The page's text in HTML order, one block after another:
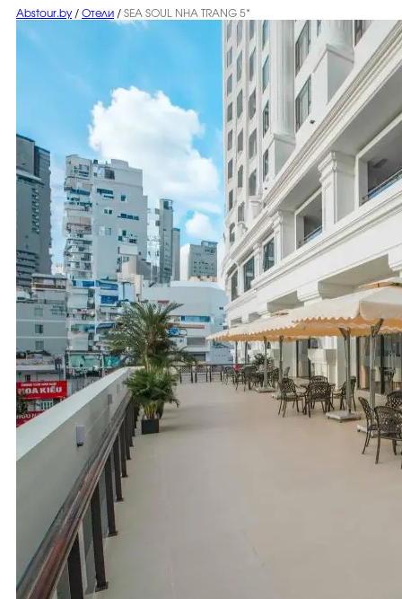
Abstour.by / Отели / SEA SOUL NHA TRANG 5*